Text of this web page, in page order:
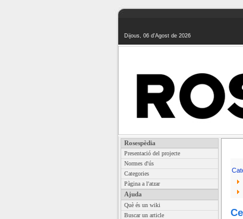
Dijous, 06 d'Agost de 2026
Rosespèdia
Presentació del projecte
Normes d'ús
Categories
Pàgina a l'atzar
Ajuda
Què és un wiki
Buscar un article